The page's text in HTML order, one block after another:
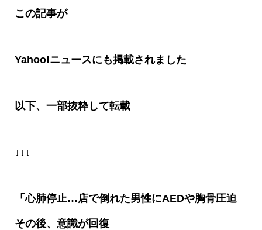
この記事が
Yahoo!ニュースにも掲載されました
以下、一部抜粋して転載
↓↓↓
「心肺停止…店で倒れた男性にAEDや胸骨圧迫
その後、意識が回復